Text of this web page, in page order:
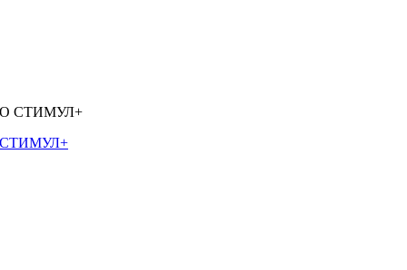
СТИМУЛ+